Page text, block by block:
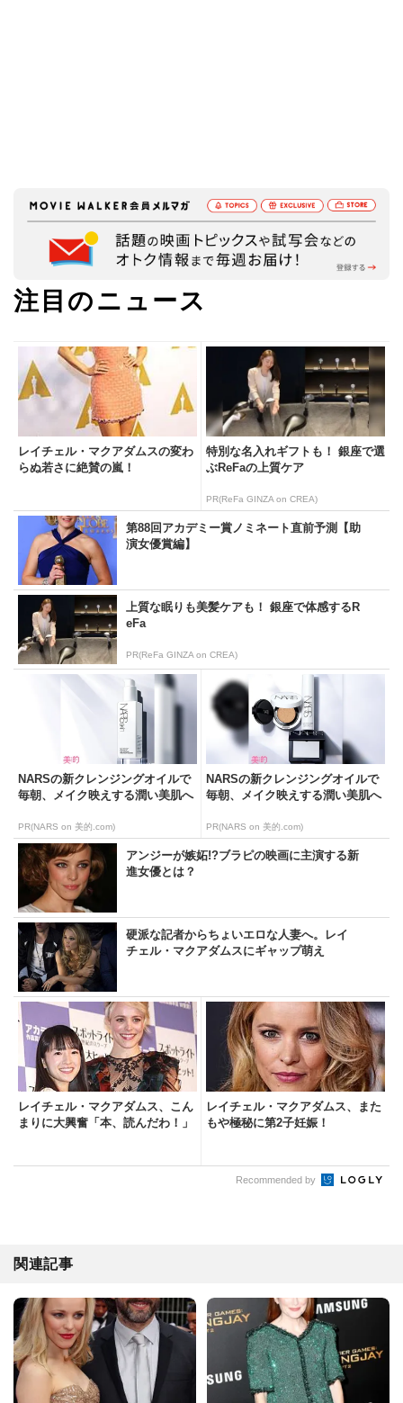
注目のニュース
レイチェル・マクアダムスの変わ
らぬ若さに絶賛の嵐！
特別な名入れギフトも！ 銀座で選
ぶReFaの上質ケア
PR(ReFa GINZA on CREA)
第88回アカデミー賞ノミネート直前予測【助
演女優賞編】
上質な眠りも美髪ケアも！ 銀座で体感するR
eFa
PR(ReFa GINZA on CREA)
NARSの新クレンジングオイルで
毎朝、メイク映えする潤い美肌へ
PR(NARS on 美的.com)
NARSの新クレンジングオイルで
毎朝、メイク映えする潤い美肌へ
PR(NARS on 美的.com)
アンジーが嫉妬!?ブラピの映画に主演する新
進女優とは？
硬派な記者からちょいエロな人妻へ。レイ
チェル・マクアダムスにギャップ萌え
レイチェル・マクアダムス、こん
まりに大興奮「本、読んだわ！」
レイチェル・マクアダムス、また
もや極秘に第2子妊娠！
Recommended by
関連記事